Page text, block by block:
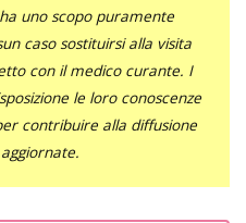
uno scopo puramente
caso sostituirsi alla visita
con il medico curante. I
le loro conoscenze
contribuire alla diffusione